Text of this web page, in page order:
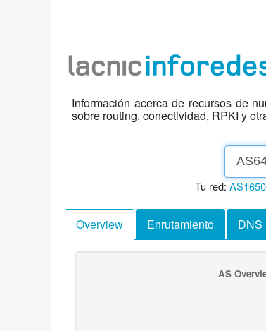
Información acerca de recursos de
sobre routing, conectividad, RPKI y
Tu red:
Overview Enrutamiento DNS
AS